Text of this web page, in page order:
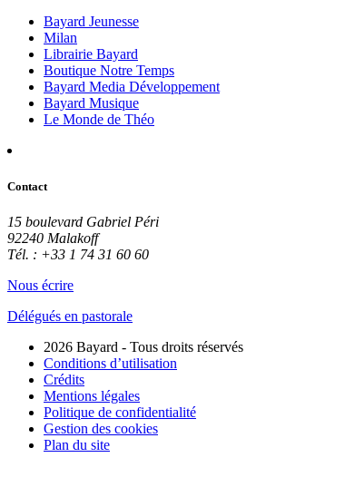
Bayard Jeunesse
Milan
Librairie Bayard
Boutique Notre Temps
Bayard Media Développement
Bayard Musique
Le Monde de Théo
Contact
15 boulevard Gabriel Péri
92240 Malakoff
Tél. : +33 1 74 31 60 60
Nous écrire
Délégués en pastorale
2026 Bayard - Tous droits réservés
Conditions d’utilisation
Crédits
Mentions légales
Politique de confidentialité
Gestion des cookies
Plan du site